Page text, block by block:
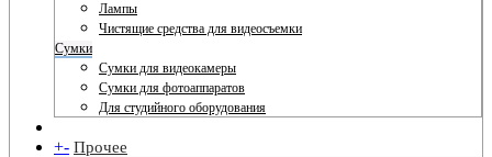
Лампы
Чистящие средства для видеосъемки
Сумки
Сумки для видеокамеры
Сумки для фотоаппаратов
Для студийного оборудования
+- Прочее